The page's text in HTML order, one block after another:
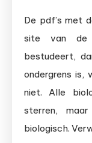
De pdf’s met
site van de
bestudeert,
ondergrens is,
niet. Alle
sterren,
biologisch.